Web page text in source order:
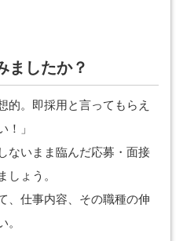
ましたか？
的。即採用と言ってもらえ
！」
ないまま臨んだ応募・面接
しょう。
、仕事内容、その職種の伸
。